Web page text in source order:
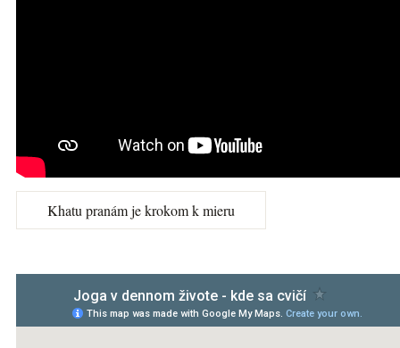
Khatu pranám je krokom k mieru